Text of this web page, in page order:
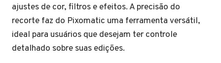
ajustes de cor, filtros e efeitos. A precisão do
recorte faz do Pixomatic uma ferramenta versátil,
ideal para usuários que desejam ter controle
detalhado sobre suas edições.